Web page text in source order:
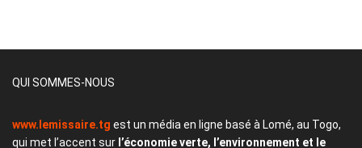
QUI SOMMES-NOUS
www.lemissaire.tg est un média en ligne basé à Lomé, au Togo,
qui met l’accent sur l’économie verte, l’environnement et le